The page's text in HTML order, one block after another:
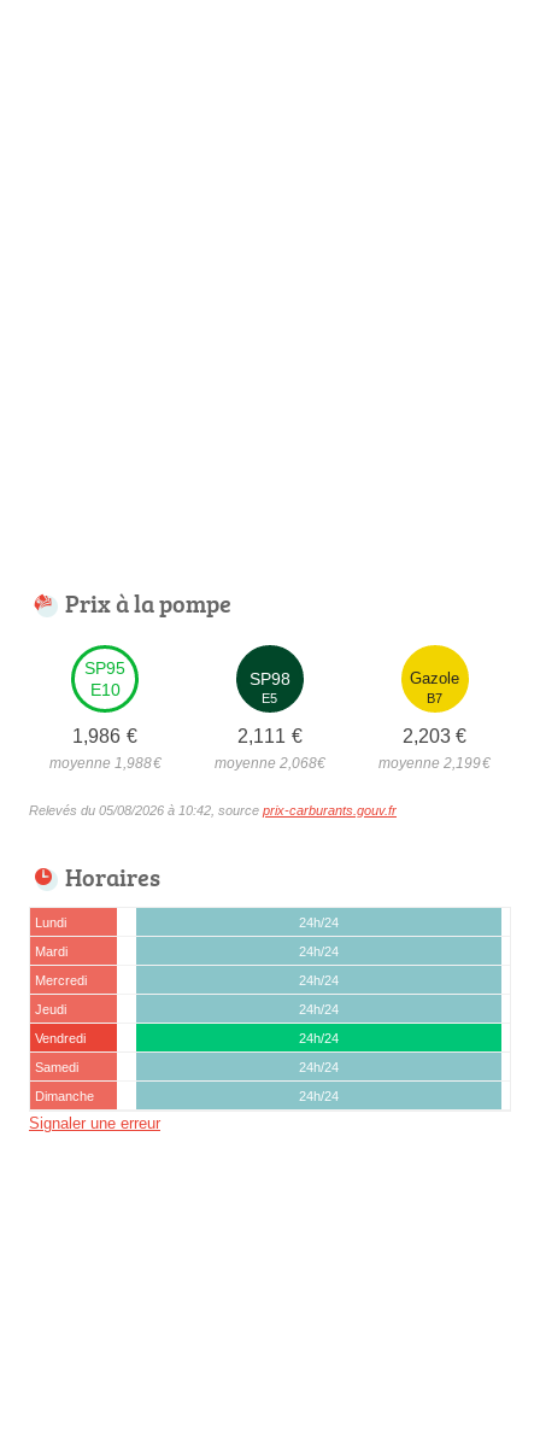
Prix à la pompe
SP95
E10
1,986 €
moyenne 1,988€
SP98
E5
2,111 €
moyenne 2,068€
Gazole
B7
2,203 €
moyenne 2,199€
Relevés du 05/08/2026 à 10:42, source prix-carburants.gouv.fr
Horaires
Lundi
24h/24
Mardi
24h/24
Mercredi
24h/24
Jeudi
24h/24
Vendredi
24h/24
Samedi
24h/24
Dimanche
24h/24
Signaler une erreur